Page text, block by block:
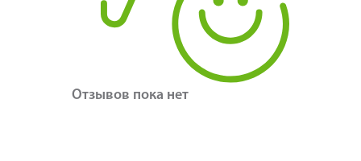
Отзывов пока нет